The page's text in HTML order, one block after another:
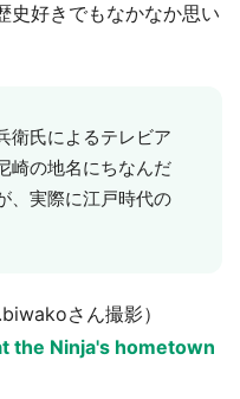
史好きでもなかなか思い
衛氏によるテレビア
崎の地名にちなんだ
、実際に江戸時代の
さん撮影）